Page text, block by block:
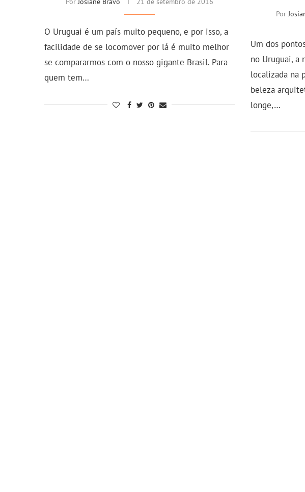
O Uruguai é um país muito pequeno, e por isso, a
facilidade de se locomover por lá é muito melhor
se compararmos com o nosso gigante Brasil. Para
quem tem…
Por
Um dos
no Uruguai, a
localizada na
beleza
longe,…